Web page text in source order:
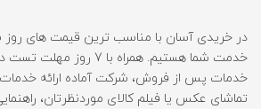
در خریدی آسان با مناسب ترین قیمت های روز
خدمت شما هستیم. همراه با 7
خدمات پس از فروش، شرکت آماده ارائه
تماشای عکس یا فیلم کالای موردنظرتان،